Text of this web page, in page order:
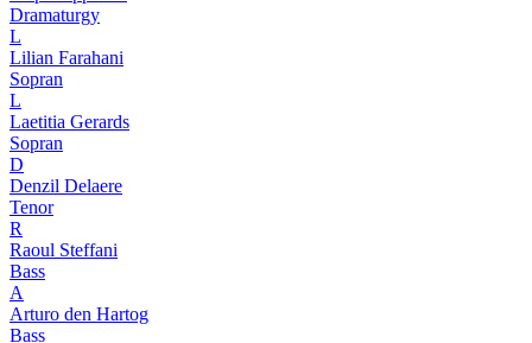
Dramaturgy
L
Lilian Farahani
Sopran
L
Laetitia Gerards
Sopran
D
Denzil Delaere
Tenor
R
Raoul Steffani
Bass
A
Arturo den Hartog
Bass